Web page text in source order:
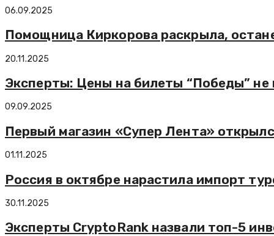
06.09.2025
Помощница Киркорова раскрыла,
20.11.2025
Эксперты: Цены на билеты “Победы” не
09.09.2025
Первый магазин «Супер Лента»
01.11.2025
Россия в октябре нарастила импорт
30.11.2025
Эксперты CryptoRank назвали топ-5